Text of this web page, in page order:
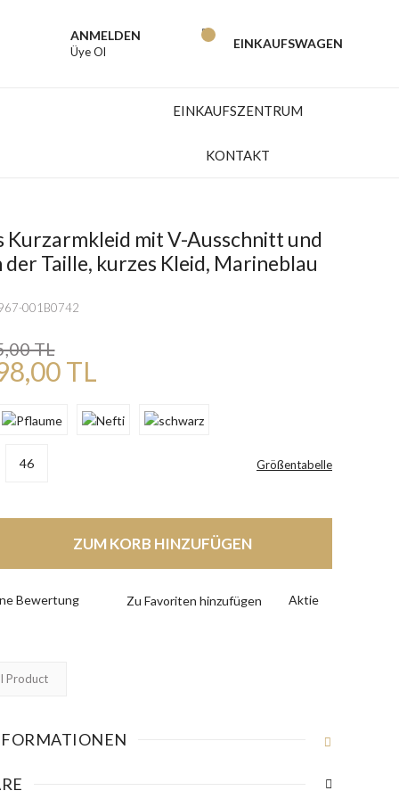
ANMELDEN
Üye Ol
EINKAUFSWAGEN
EINKAUFSZENTRUM
KONTAKT
Kurzarmkleid mit V-Ausschnitt und
der Taille, kurzes Kleid, Marineblau
001B0742
TL
TL
46 Größentabelle
ZUM KORB HINZUFÜGEN
Bewertung
Aktie
Product